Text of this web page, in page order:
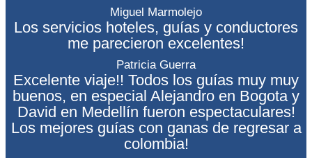
Miguel Marmolejo
Los servicios hoteles, guías y conductores
me parecieron excelentes!
Patricia Guerra
Excelente viaje!! Todos los guías muy muy
buenos, en especial Alejandro en Bogota y
David en Medellín fueron espectaculares!
Los mejores guías con ganas de regresar a
colombia!